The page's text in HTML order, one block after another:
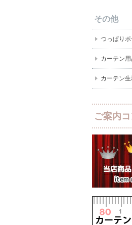
その他
つっぱり
カーテン用
カーテン
ご案内